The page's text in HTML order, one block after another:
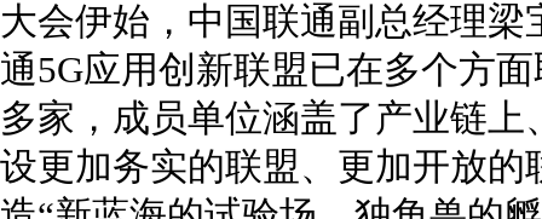
大会伊始，中国联通副总经理
通5G应用创新联盟已在多个方
多家，成员单位涵盖了产业链
设更加务实的联盟、更加开放